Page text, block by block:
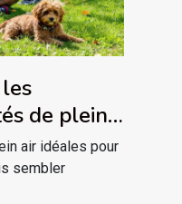
de plein
?
air idéales pour
sembler